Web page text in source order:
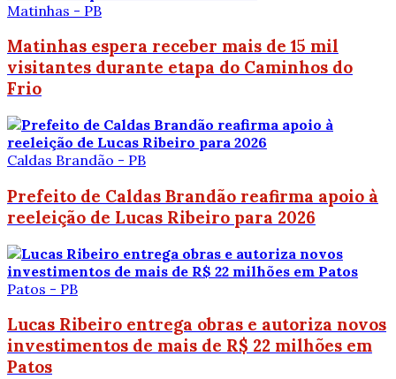
Matinhas - PB
Matinhas espera receber mais de 15 mil
visitantes durante etapa do Caminhos do
Frio
Caldas Brandão - PB
Prefeito de Caldas Brandão reafirma apoio à
reeleição de Lucas Ribeiro para 2026
Patos - PB
Lucas Ribeiro entrega obras e autoriza novos
investimentos de mais de R$ 22 milhões em
Patos